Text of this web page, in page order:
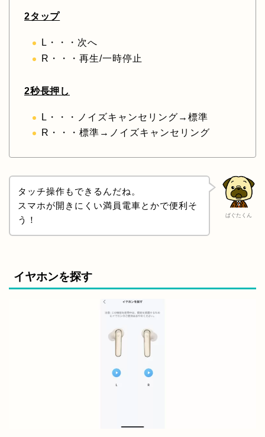
2タップ
L・・・次へ
R・・・再生/一時停止
2秒長押し
L・・・ノイズキャンセリング→標準
R・・・標準→ノイズキャンセリング
ぱぐたくん
タッチ操作もできるんだね。
スマホが開きにくい満員電車とかで便利そ
う！
イヤホンを探す